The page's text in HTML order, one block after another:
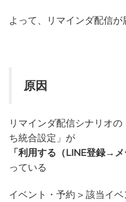
よって、リマインダ配信が
原因
リマインダ配信シナリオ
ち統合設定」が
「利用する（LINE登録→
っている
イベント・予約 > 該当イ